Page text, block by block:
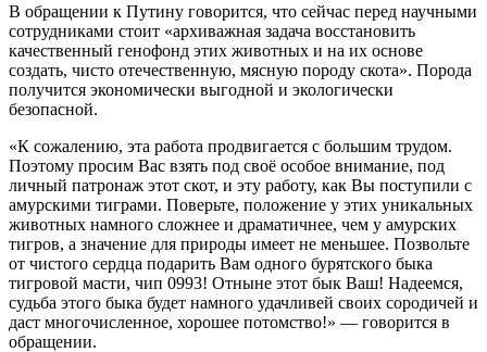
В обращении к Путину говорится, что сейчас перед научными
сотрудниками стоит «архиважная задача восстановить
качественный генофонд этих животных и на их основе
создать, чисто отечественную, мясную породу скота». Порода
получится экономически выгодной и экологически
безопасной.
«К сожалению, эта работа продвигается с большим трудом.
Поэтому просим Вас взять под своё особое внимание, под
личный патронаж этот скот, и эту работу, как Вы поступили с
амурскими тиграми. Поверьте, положение у этих уникальных
животных намного сложнее и драматичнее, чем у амурских
тигров, а значение для природы имеет не меньшее. Позвольте
от чистого сердца подарить Вам одного бурятского быка
тигровой масти, чип 0993! Отныне этот бык Ваш! Надеемся,
судьба этого быка будет намного удачливей своих сородичей и
даст многочисленное, хорошее потомство!» — говорится в
обращении.